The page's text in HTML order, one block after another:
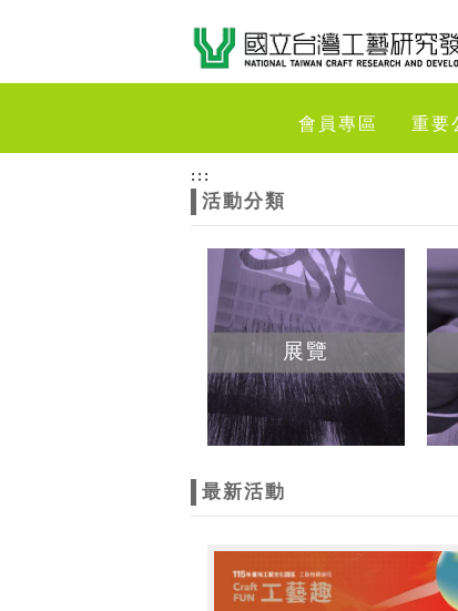
會員專區 重要
:::
活動分類
展覽
最新活動